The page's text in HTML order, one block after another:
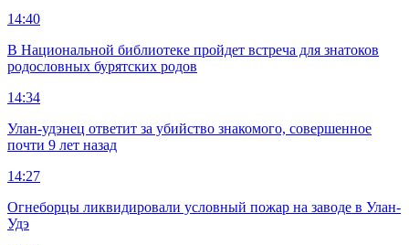
14:40
В Национальной библиотеке пройдет встреча для знатоков
родословных бурятских родов
14:34
Улан-удэнец ответит за убийство знакомого, совершенное
почти 9 лет назад
14:27
Огнеборцы ликвидировали условный пожар на заводе в Улан-
Удэ